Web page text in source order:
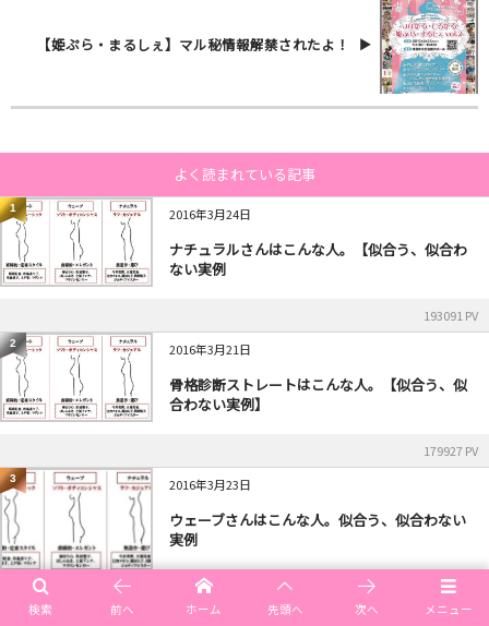
【姫ぷら・まるしぇ】マル秘情報解禁されたよ！
よく読まれている記事
1 2016年3月24日
ナチュラルさんはこんな人。【似合う、似合わ
ない実例
193091 PV
2 2016年3月21日
骨格診断ストレートはこんな人。【似合う、似
合わない実例】
179927 PV
3 2016年3月23日
ウェーブさんはこんな人。似合う、似合わない
実例
159587 PV
2017年8月26日
メニュー
検索 前へ ホーム 先頭へ 次へ